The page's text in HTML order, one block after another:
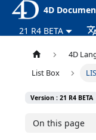
4D
21 R4 BETA
4D
List Box
Version : 21 R4 BETA
On this page